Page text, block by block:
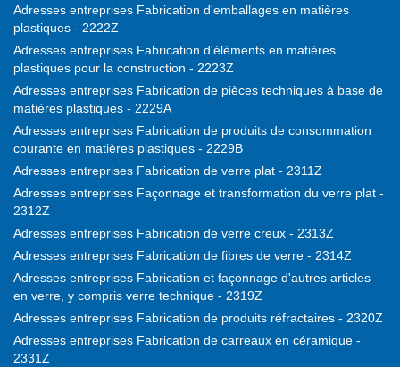
Adresses entreprises Fabrication d'emballages en matières
plastiques - 2222Z
Adresses entreprises Fabrication d'éléments en matières
plastiques pour la construction - 2223Z
Adresses entreprises Fabrication de pièces techniques à base de
matières plastiques - 2229A
Adresses entreprises Fabrication de produits de consommation
courante en matières plastiques - 2229B
Adresses entreprises Fabrication de verre plat - 2311Z
Adresses entreprises Façonnage et transformation du verre plat -
2312Z
Adresses entreprises Fabrication de verre creux - 2313Z
Adresses entreprises Fabrication de fibres de verre - 2314Z
Adresses entreprises Fabrication et façonnage d'autres articles
en verre, y compris verre technique - 2319Z
Adresses entreprises Fabrication de produits réfractaires - 2320Z
Adresses entreprises Fabrication de carreaux en céramique -
2331Z